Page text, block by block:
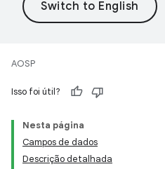
AOSP
Isso foi útil?
Nesta página
Campos de dados
Descrição detalhada